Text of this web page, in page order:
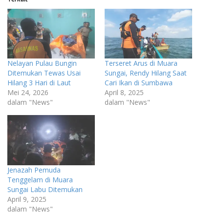
Nelayan Pulau Bungin
Ditemukan Tewas Usai
Hilang 3 Hari di Laut
Mei 24, 2026
dalam "News"
Terseret Arus di Muara
Sungai, Rendy Hilang Saat
Cari Ikan di Sumbawa
April 8, 2025
dalam "News"
Jenazah Pemuda
Tenggelam di Muara
Sungai Labu Ditemukan
April 9, 2025
dalam "News"